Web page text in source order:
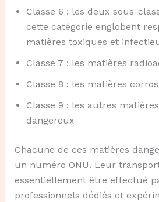
Classe 6 : les deux sous-
cette catégorie englobent
matières toxiques et
Classe 7 : les matières
Classe 8 : les matières
Classe 9 : les autres
dangereux
Chacune de ces matières
un numéro ONU. Leur
essentiellement être effectué
professionnels dédiés et